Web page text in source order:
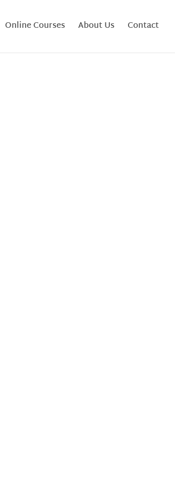
Online Courses About Us Contact